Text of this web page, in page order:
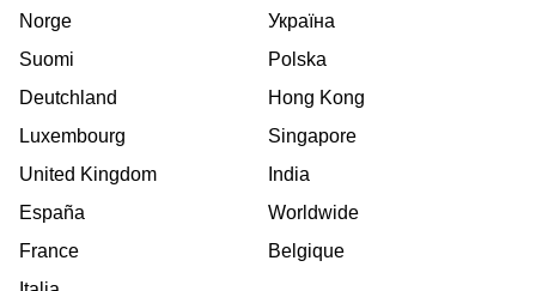
Norge
Suomi
Deutchland
Luxembourg
United Kingdom
España
France
Україна
Polska
Hong Kong
Singapore
India
Worldwide
Belgique